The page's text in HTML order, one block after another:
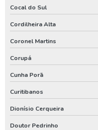
Preço para perfuração de poço
Processo de perfuração de
Projeto de outorga de água
Quanto custa perfuração de
Quanto custa uma outorga de
Renovação de outorga de poço
Renovação de outorga de
Cocal do Sul
Cordilheira Alta
Coronel Martins
Corupá
Cunha Porã
Curitibanos
Dionísio Cerqueira
Doutor Pedrinho